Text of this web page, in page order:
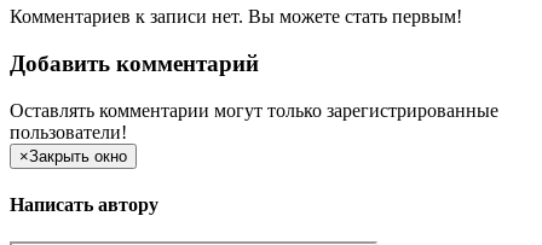
Комментариев к записи нет. Вы можете стать первым!
Добавить комментарий
Оставлять комментарии могут только зарегистрированные
пользователи!
×Закрыть окно
Написать автору